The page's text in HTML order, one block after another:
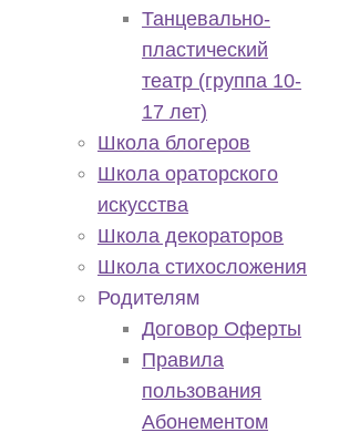
Танцевально-
пластический
театр (группа 10-
17 лет)
Школа блогеров
Школа ораторского
искусства
Школа декораторов
Школа стихосложения
Родителям
Договор Оферты
Правила
пользования
Абонементом